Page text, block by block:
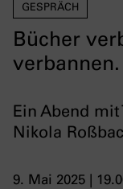
GESPRÄCH
Bücher
verbannen.
Ein Abend
Nikola
9. Mai 2025 |